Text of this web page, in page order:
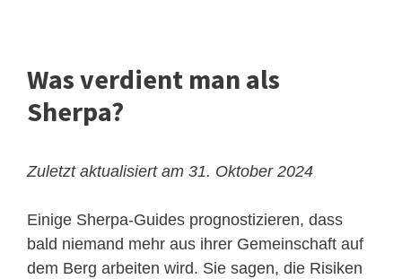
Was verdient man als
Sherpa?
Zuletzt aktualisiert am 31. Oktober 2024
Einige Sherpa-Guides prognostizieren, dass
bald niemand mehr aus ihrer Gemeinschaft auf
dem Berg arbeiten wird. Sie sagen, die Risiken